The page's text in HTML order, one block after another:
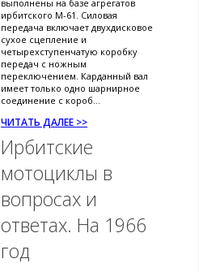
выполнены на базе агрегатов
ирбитского М-61. Силовая
передача включает двухдисковое
сухое сцепление и
четырехступенчатую коробку
передач с ножным
переключением. Карданный вал
имеет только одно шарнирное
соединение с короб...
ЧИТАТЬ ДАЛЕЕ >>
Ирбитские
мотоциклы в
вопросах и
ответах. На 1966
год